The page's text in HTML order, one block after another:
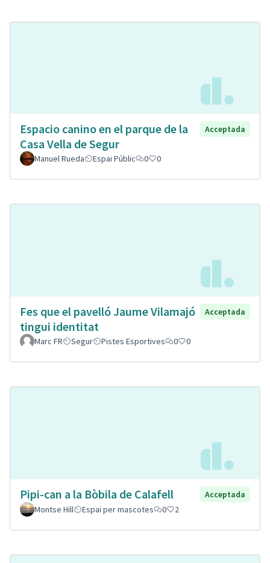
Espacio canino en el parque de la
Casa Vella de Segur
Acceptada
Manuel Rueda Espai Públic 0 0
Fes que el pavelló Jaume Vilamajó
tingui identitat
Acceptada
Marc FR Segur Pistes Esportives 0 0
Pipi-can a la Bòbila de Calafell
Acceptada
Montse Hill
Espai per mascotes 0 2